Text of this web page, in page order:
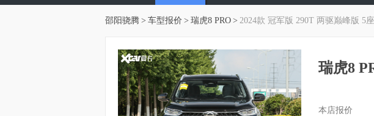
邵阳骁腾 > 车型报价 > 瑞虎8 PRO > 2024款 冠军版 290T 两驱巅峰版 5座
瑞虎8
本店报价